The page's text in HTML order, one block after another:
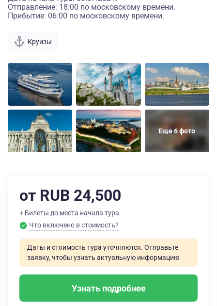
Отправление: 18:00 по московскому времени.
Прибытие: 06:00 по московскому времени.
Круизы
Еще 6 фото
от RUB 24,500
+ Билеты до места начала тура
Что включено в стоимость?
Даты и стоимость тура уточняются. Отправьте
заявку, чтобы узнать актуальную информацию
Узнать подробнее